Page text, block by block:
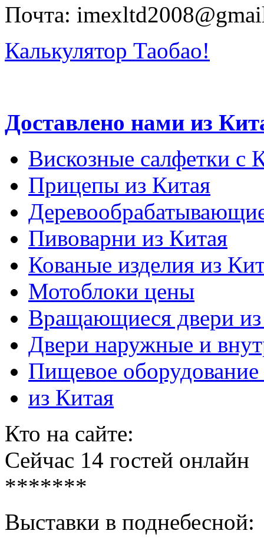
Почта:
Калькулятор Таобао!
Доставлено нами из
Вискозные салфетки с
Прицепы из Китая
Пивоварни из Китая
Кованые изделия из
Мотоблоки цены
Вращающиеся двери
Двери наружные и
Пищевое оборудование
из Китая
Кто на сайте:
Сейчас 14 гостей онлайн
*******
Выставки в поднебесной: